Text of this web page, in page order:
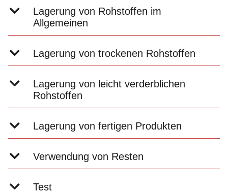
Lagerung von Rohstoffen im
Allgemeinen
Lagerung von trockenen Rohstoffen
Lagerung von leicht verderblichen
Rohstoffen
Lagerung von fertigen Produkten
Verwendung von Resten
Test